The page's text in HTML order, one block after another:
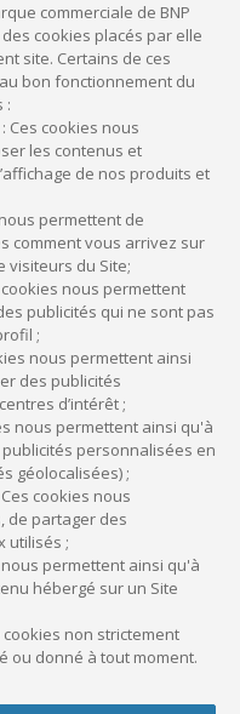
Youtube
commerciale de BNP
cookies placés par elle
site. Certains de ces
bon fonctionnement du
:
Ces cookies nous
les contenus et
de nos produits et
permettent de
comment vous arrivez sur
visiteurs du Site;
nous permettent
publicités qui ne sont pas
;
nous permettent ainsi
des publicités
d’intérêt ;
nous permettent ainsi qu'à
personnalisées en
géolocalisées) ;
cookies nous
de partager des
utilisés ;
permettent ainsi qu'à
hébergé sur un Site
non strictement
ou donné à tout moment.